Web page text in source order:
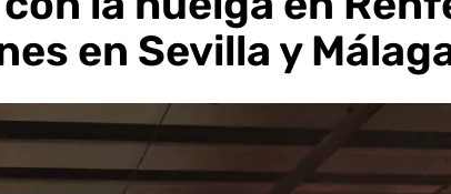
en Sevilla y